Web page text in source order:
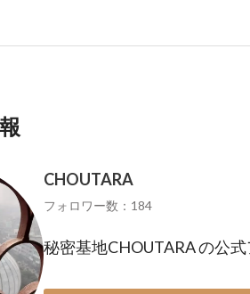
CHOUTARA
フォロワー数：184
秘密基地CHOUTARA の公